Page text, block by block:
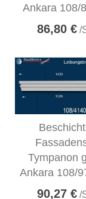
Ankara 108/
86,80 € /
Tympanon
Ankara 108/
90,27 € /